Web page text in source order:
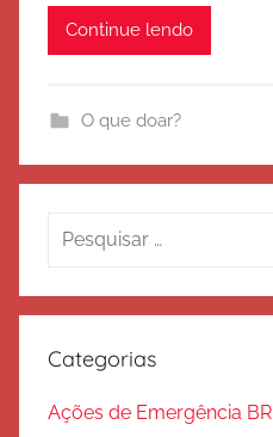
Continue lendo
O que doar?
Pesquisar
Categorias
Ações de Emergência BR